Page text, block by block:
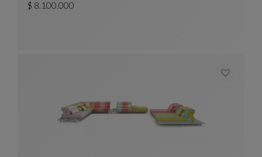
Lámpara
Ver Descripción Completa
$ 8.100.000